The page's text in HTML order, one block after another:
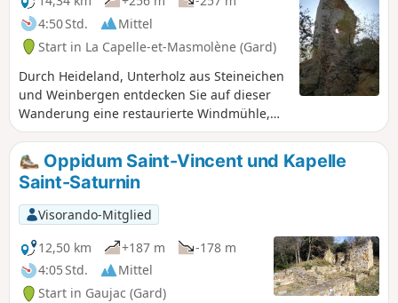
4:50 Std.
Mittel
Start in La Capelle-et-Masmolène (Gard)
Durch Heideland, Unterholz aus Steineichen
und Weinbergen entdecken Sie auf dieser
Wanderung eine restaurierte Windmühle,
galloromanische Überreste und eine
romanische Kapelle aus dem 11.
Jahrhundert mit teilweise
atemberaubendem 360°-Panorama...
Hinzufügung des Moderators am
05.06.2021: Änderungen vor Ort seit
Veröffentlichung dieser Wanderung. Bitte
lesen Sie vor Ihrer Abreise unbedingt die
Kommentare und Bewertungen unten.
Oppidum Saint-Vincent und Kapelle
Saint-Saturnin
Visorando-Mitglied
12,50 km
+187 m
-178 m
4:05 Std.
Mittel
Start in Gaujac (Gard)